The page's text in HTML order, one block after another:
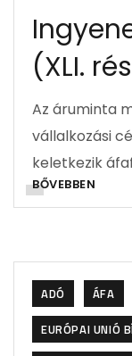
(XLI.
Az áruminta
vállalkozási
keletkezik
BŐVEBBEN
ADÓ ÁFA
EURÓPAI UNIÓ